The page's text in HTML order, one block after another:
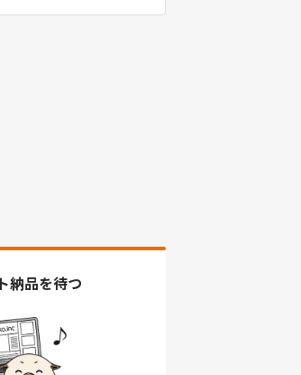
納品を待つ